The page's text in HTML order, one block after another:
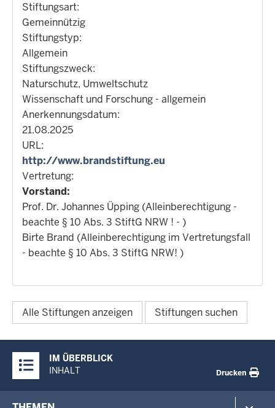
Stiftungsart:
Gemeinnützig
Stiftungstyp:
Allgemein
Stiftungszweck:
Naturschutz, Umweltschutz
Wissenschaft und Forschung - allgemein
Anerkennungsdatum:
21.08.2025
URL:
http://www.brandstiftung.eu
Vertretung:
Vorstand:
Prof. Dr. Johannes Üpping (Alleinberechtigung -
beachte § 10 Abs. 3 StiftG NRW ! - )
Birte Brand (Alleinberechtigung im Vertretungsfall
- beachte § 10 Abs. 3 StiftG NRW! )
Alle Stiftungen anzeigen Stiftungen suchen
Inhalte
IM ÜBERBLICK
INHALT
Drucken